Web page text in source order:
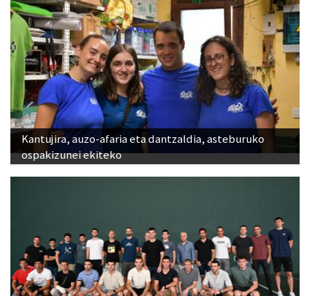
Kantujira, auzo-afaria eta dantzaldia, asteburuko
ospakizunei ekiteko